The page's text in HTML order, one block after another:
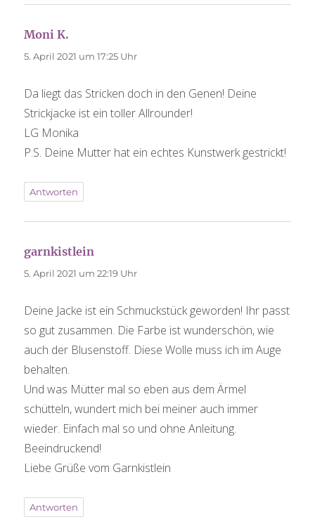
Moni K.
5. April 2021 um 17:25 Uhr
Da liegt das Stricken doch in den Genen! Deine
Strickjacke ist ein toller Allrounder!
LG Monika
P.S. Deine Mutter hat ein echtes Kunstwerk gestrickt!
Antworten
garnkistlein
5. April 2021 um 22:19 Uhr
Deine Jacke ist ein Schmuckstück geworden! Ihr passt
so gut zusammen. Die Farbe ist wunderschön, wie
auch der Blusenstoff. Diese Wolle muss ich im Auge
behalten.
Und was Mütter mal so eben aus dem Ärmel
schütteln, wundert mich bei meiner auch immer
wieder. Einfach mal so und ohne Anleitung.
Beeindruckend!
Liebe Grüße vom Garnkistlein
Antworten